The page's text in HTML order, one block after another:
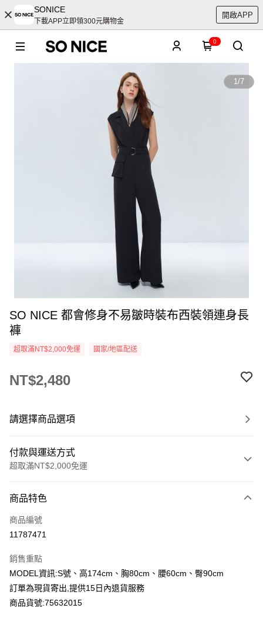
SONICE
下載APP立即領300元購物金
開啟APP
0
1/7
SO NICE 都會修身不易皺時裝布西裝領連身長
褲
超取滿NT$2,000免運 國家/地區配送
NT$2,480
請選擇商品選項
付款與運送方式
超取滿NT$2,000免運
信用卡一次付款
超商取貨付款
Apple Pay
Google Pay
商品特色
商品編號
11787471
銷售重點
MODEL資訊:S號、高174cm、胸80cm、腰60cm、臀90cm
訂單為現貨寄出,提供15日內退貨服務
商品貨號:75632015